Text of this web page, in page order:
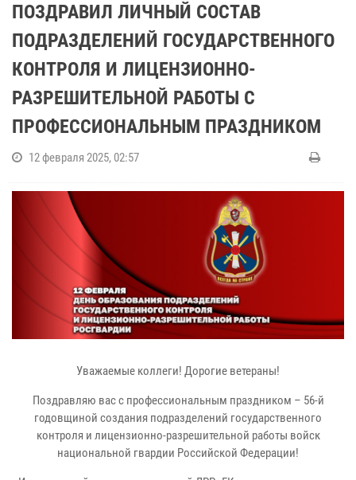
ПОЗДРАВИЛ ЛИЧНЫЙ СОСТАВ
ПОДРАЗДЕЛЕНИЙ ГОСУДАРСТВЕННОГО
КОНТРОЛЯ И ЛИЦЕНЗИОННО-
РАЗРЕШИТЕЛЬНОЙ РАБОТЫ С
ПРОФЕССИОНАЛЬНЫМ ПРАЗДНИКОМ
12 февраля 2025, 02:57
Уважаемые коллеги! Дорогие ветераны!
Поздравляю вас с профессиональным праздником – 56-й
годовщиной создания подразделений государственного
контроля и лицензионно-разрешительной работы войск
национальной гвардии Российской Федерации!